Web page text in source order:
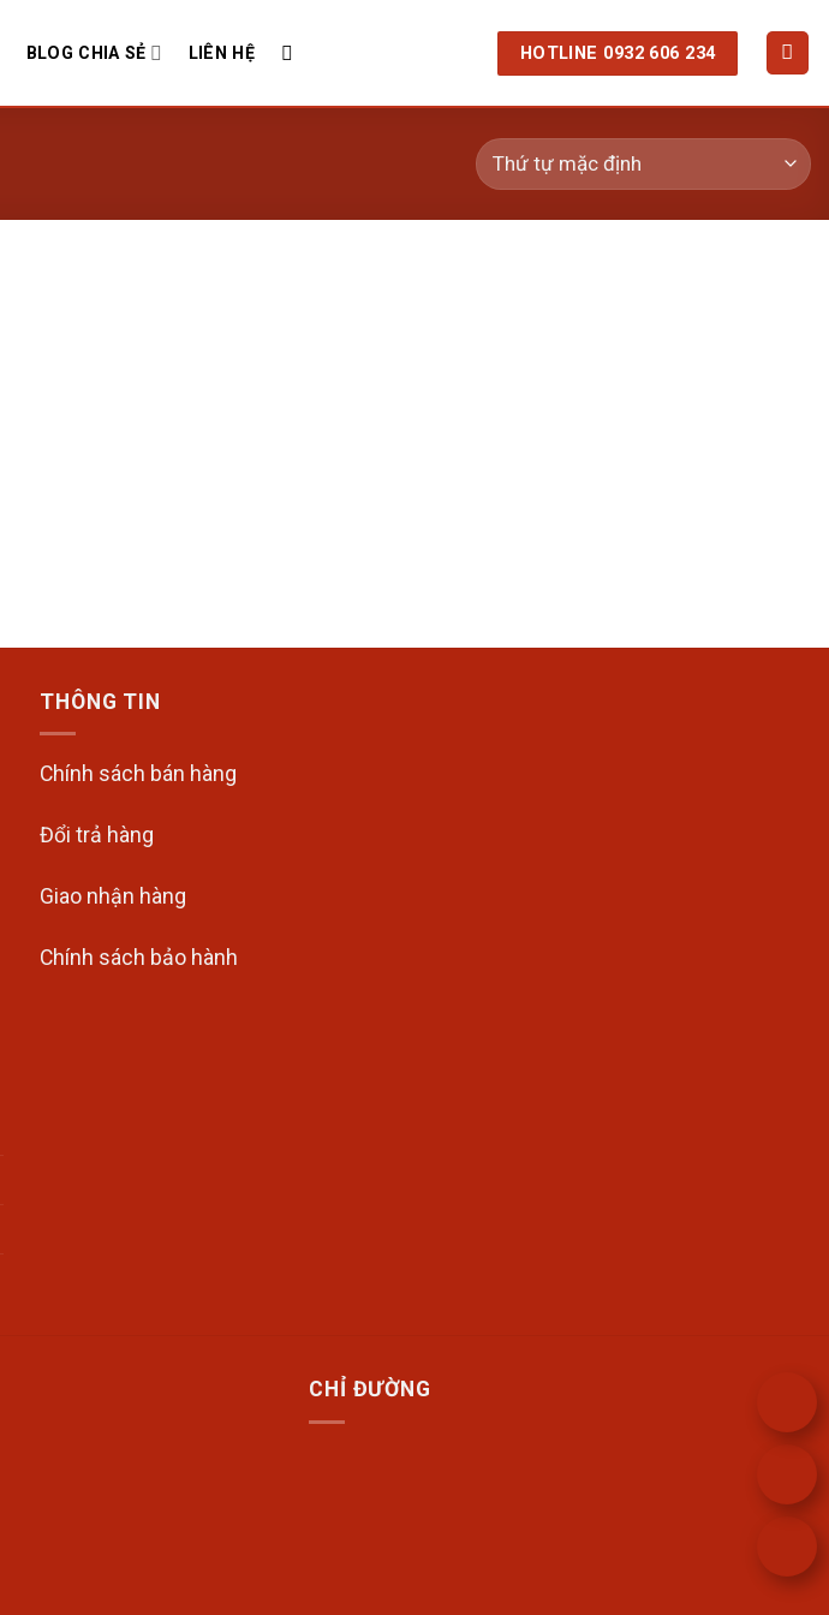
BLOG CHIA SẺ LIÊN HỆ HOTLINE 0932 606 234
THÔNG TIN
Chính sách bán hàng
Đổi trả hàng
Giao nhận hàng
Chính sách bảo hành
CHỈ ĐƯỜNG